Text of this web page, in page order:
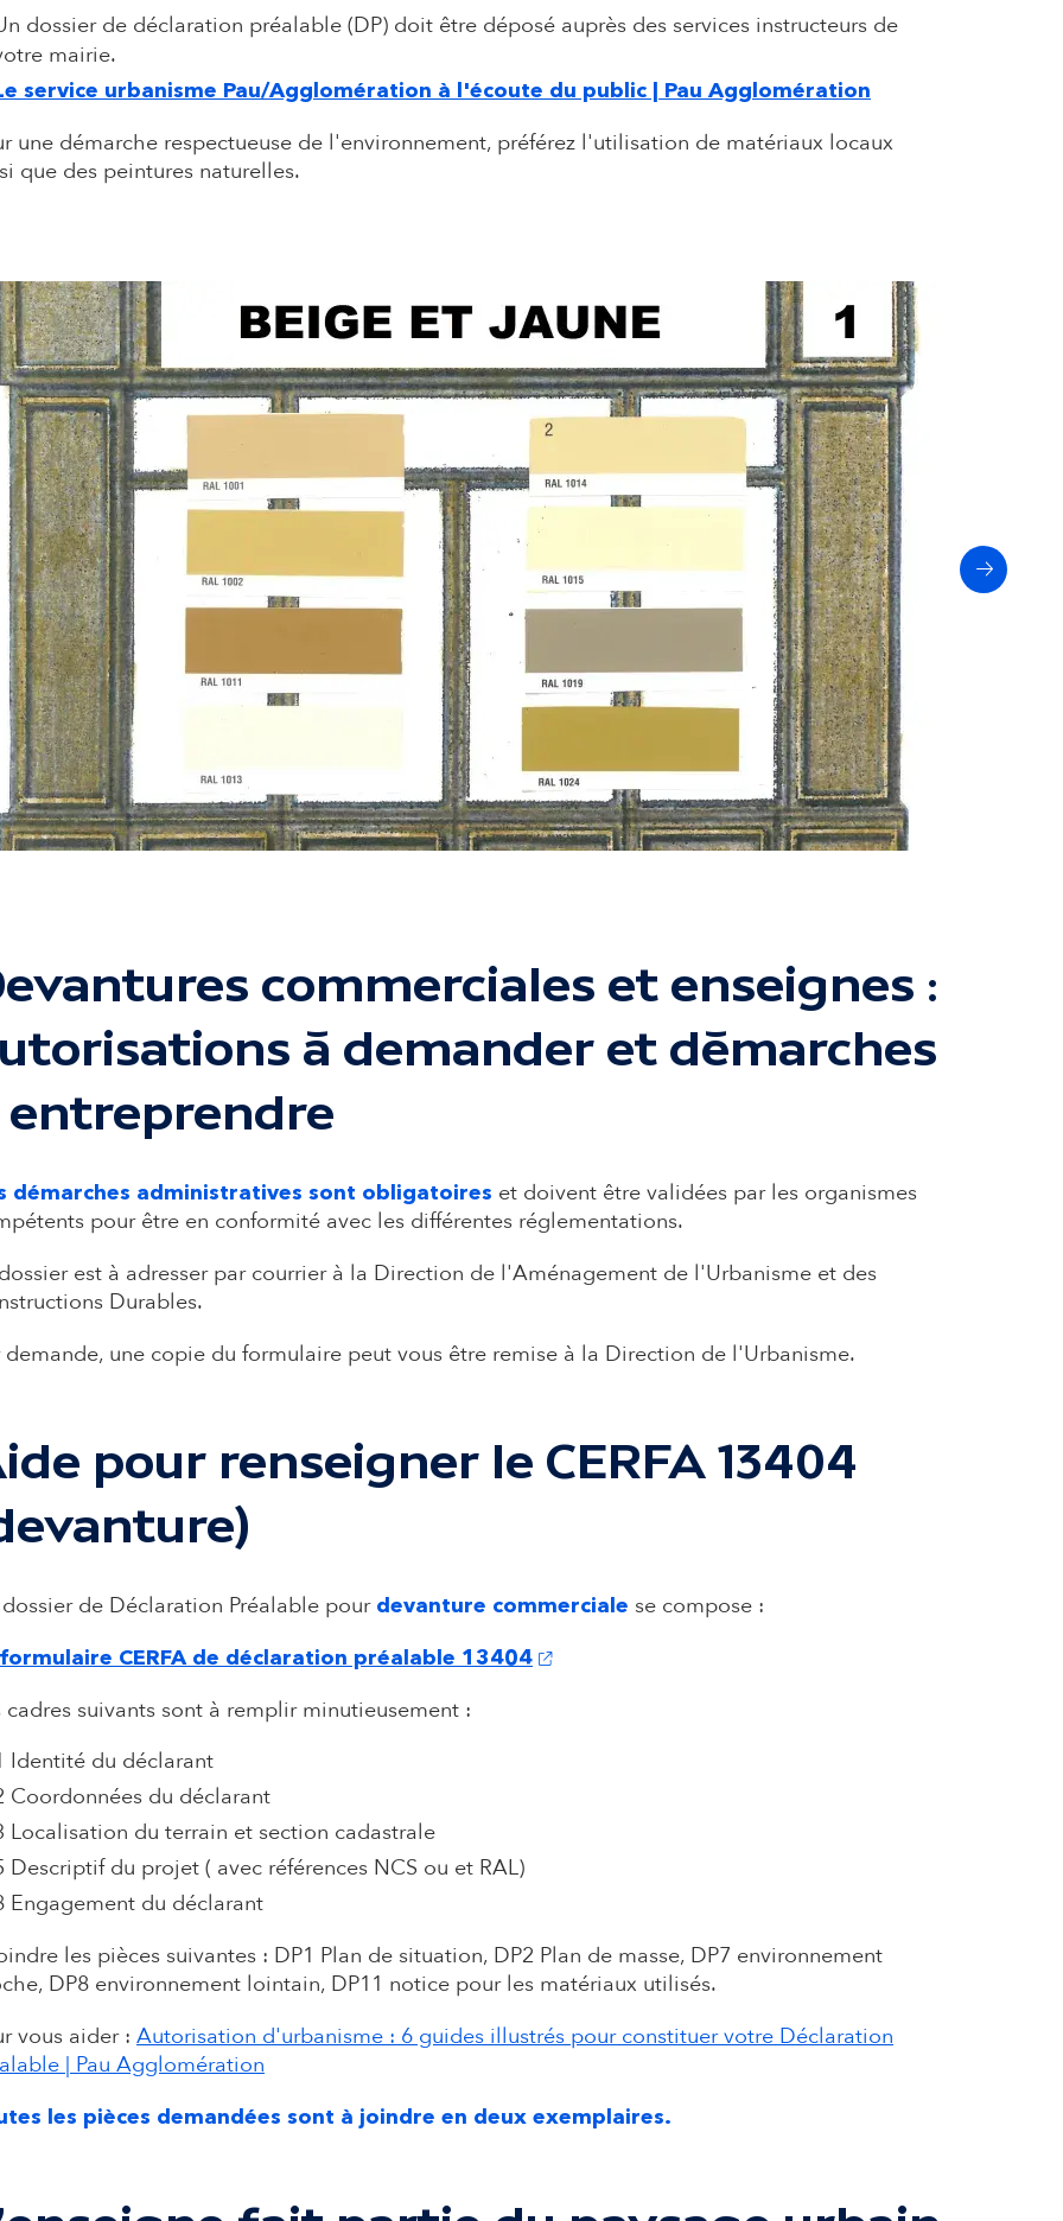
dossier de déclaration préalable (DP) doit être déposé auprès des services instructeurs de
mairie.
service urbanisme Pau/Agglomération à l'écoute du public | Pau Agglomération
une démarche respectueuse de l'environnement, préférez l'utilisation de matériaux locaux
que des peintures naturelles.
Next
commerciales et enseignes :
à demander et démarches
entreprendre
démarches administratives sont obligatoires et doivent être validées par les organismes
pour être en conformité avec les différentes réglementations.
est à adresser par courrier à la Direction de l'Aménagement de l'Urbanisme et des
Durables.
demande, une copie du formulaire peut vous être remise à la Direction de l'Urbanisme.
pour renseigner le CERFA 13404
de Déclaration Préalable pour devanture commerciale se compose :
formulaire CERFA de déclaration préalable 13404(s'ouvre dans un nouvel onglet)
cadres suivants sont à remplir minutieusement :
Identité du déclarant
Coordonnées du déclarant
Localisation du terrain et section cadastrale
Descriptif du projet ( avec références NCS ou et RAL)
Engagement du déclarant
les pièces suivantes : DP1 Plan de situation, DP2 Plan de masse, DP7 environnement
DP8 environnement lointain, DP11 notice pour les matériaux utilisés.
vous aider : Autorisation d'urbanisme : 6 guides illustrés pour constituer votre Déclaration
| Pau Agglomération
les pièces demandées sont à joindre en deux exemplaires.